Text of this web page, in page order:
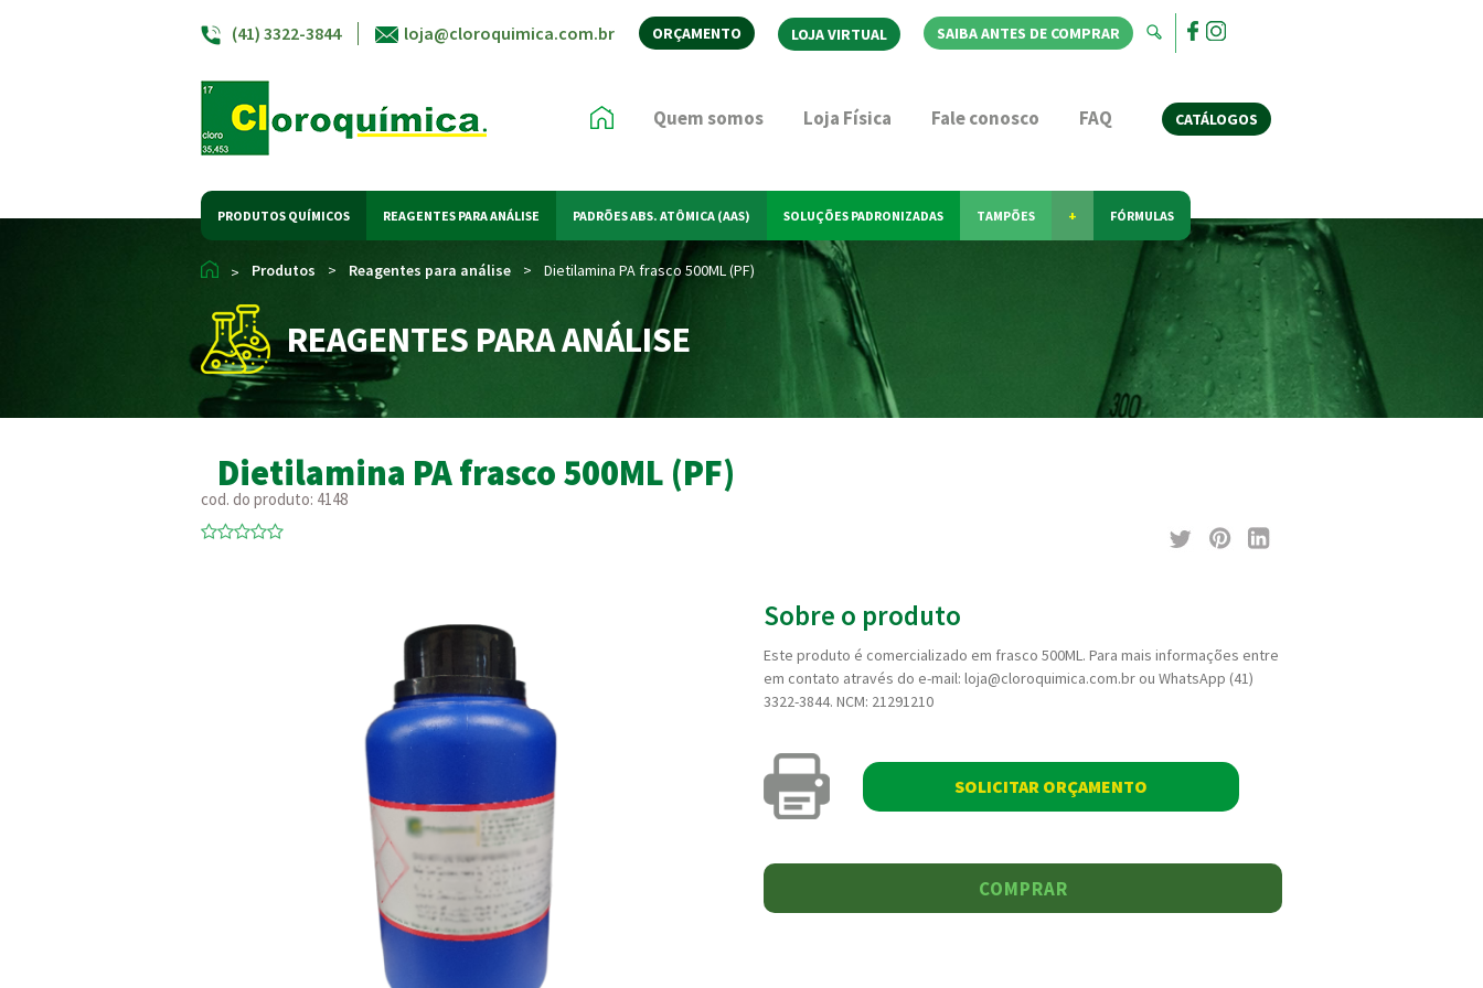
(41) 3322-3844 loja@cloroquimica.com.br ORÇAMENTO LOJA VIRTUAL SAIBA ANTES DE COMPRAR
Quem somos Loja Física Fale conosco FAQ CATÁLOGOS
PRODUTOS QUÍMICOS REAGENTES PARA ANÁLISE PADRÕES ABS. ATÔMICA (AAS) SOLUÇÕES PADRONIZADAS TAMPÕES + FÓRMULAS
> Produtos > Reagentes para análise > Dietilamina PA frasco 500ML (PF)
REAGENTES PARA ANÁLISE
Dietilamina PA frasco 500ML (PF)
cod. do produto: 4148
Sobre o produto
Este produto é comercializado em frasco 500ML. Para mais informações entre
em contato através do e-mail: loja@cloroquimica.com.br ou WhatsApp (41)
3322-3844. NCM: 21291210
SOLICITAR ORÇAMENTO
COMPRAR